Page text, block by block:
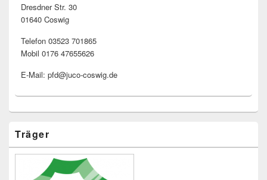
Dresdner Str. 30
01640 Coswig
Telefon 03523 701865
Mobil 0176 47655626
E-Mail: pfd@juco-coswig.de
Träger